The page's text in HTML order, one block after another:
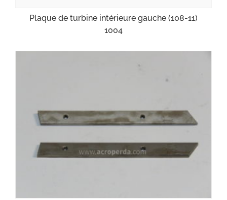
Plaque de turbine intérieure gauche (108-11)
1004